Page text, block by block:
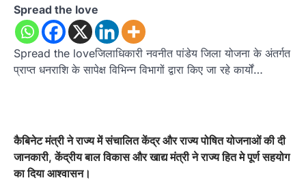
Spread the love
Spread the loveजिलाधिकारी नवनीत पांडेय जिला योजना के अंतर्गत
प्राप्त धनराशि के सापेक्ष विभिन्न विभागों द्वारा किए जा रहे कार्यों…
कैबिनेट मंत्री ने राज्य में संचालित केंद्र और राज्य पोषित योजनाओं की दी
जानकारी, केंद्रीय बाल विकास और खाद्य मंत्री ने राज्य हित मे पूर्ण सहयोग
का दिया आश्वासन।